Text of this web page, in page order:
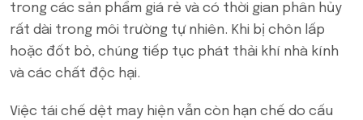
trong các sản phẩm giá rẻ và có thời gian phân hủy
rất dài trong môi trường tự nhiên. Khi bị chôn lấp
hoặc đốt bỏ, chúng tiếp tục phát thải khí nhà kính
và các chất độc hại.
Việc tái chế dệt may hiện vẫn còn hạn chế do cấu